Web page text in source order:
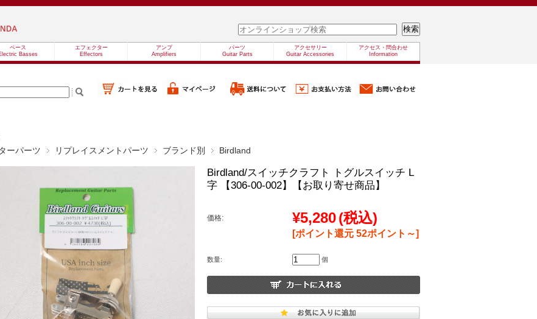
ベース
Basses
エフェクター
Effectors
アンプ
Amplifiers
パーツ
Guitar Parts
アクセサリー
Guitar Accessories
アクセス・問合わせ
Information
ーパーツ
リプレイスメントパーツ ブランド別 Birdland
Birdland/スイッチクラフト トグルスイッチ L
字 【306-00-002】【お取り寄せ商品】
価格: ¥5,280(税込)
[ポイント還元 52ポイント～]
数量: 個